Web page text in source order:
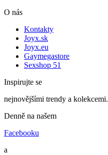
O nás
Kontakty
Joyx.sk
Joyx.eu
Gaymegastore
Sexshop 51
Inspirujte se
nejnovějšími trendy a kolekcemi.
Denně na našem
Facebooku
a